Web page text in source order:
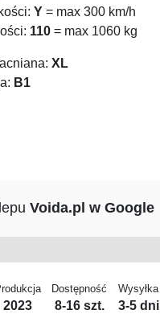
Y = max 300 km/h
110 = max 1060 kg
XL
B1
Voida.pl w Google
2023
Dostępność
8-16 szt.
Wysyłka
3-5 dni